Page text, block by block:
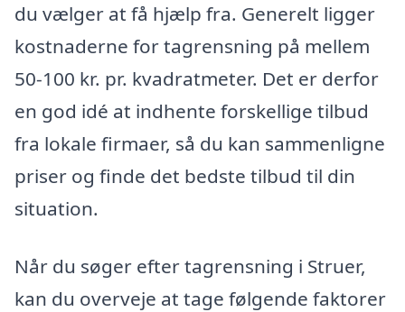
du vælger at få hjælp fra. Generelt ligger
kostnaderne for tagrensning på mellem
50-100 kr. pr. kvadratmeter. Det er derfor
en god idé at indhente forskellige tilbud
fra lokale firmaer, så du kan sammenligne
priser og finde det bedste tilbud til din
situation.
Når du søger efter tagrensning i Struer,
kan du overveje at tage følgende faktorer